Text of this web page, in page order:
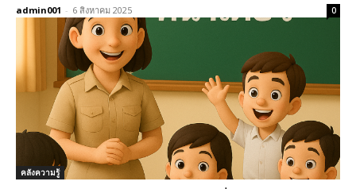
admin001 - 6 สิงหาคม 2025 0
คลังความรู้